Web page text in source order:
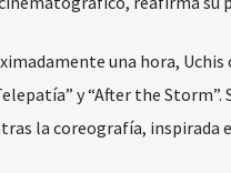
una hora,
y “After the
la coreografía, inspirada